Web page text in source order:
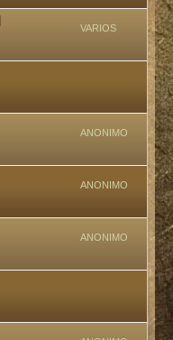
VARIOS
ANONIMO
ANONIMO
ANONIMO